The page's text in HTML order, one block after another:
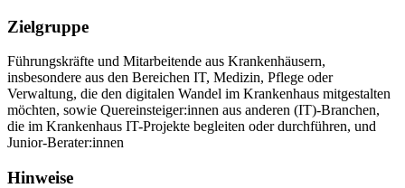
Zielgruppe
Führungskräfte und Mitarbeitende aus Krankenhäusern,
insbesondere aus den Bereichen IT, Medizin, Pflege oder
Verwaltung, die den digitalen Wandel im Krankenhaus mitgestalten
möchten, sowie Quereinsteiger:innen aus anderen (IT)-Branchen,
die im Krankenhaus IT-Projekte begleiten oder durchführen, und
Junior-Berater:innen
Hinweise